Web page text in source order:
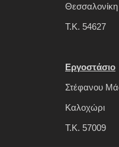
Θεσσαλονίκη
Τ.Κ. 54627
Εργοστάσιο
Στέφανου
Καλοχώρι
Τ.Κ. 57009